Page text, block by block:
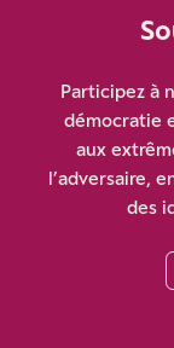
Participez à
démocratie
aux
l’adversaire,
des